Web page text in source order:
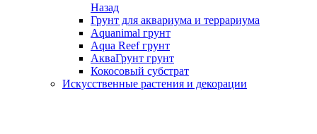
Назад
Грунт для аквариума и террариума
Aquanimal грунт
Aqua Reef грунт
АкваГрунт грунт
Кокосовый субстрат
Искусственные растения и декорации